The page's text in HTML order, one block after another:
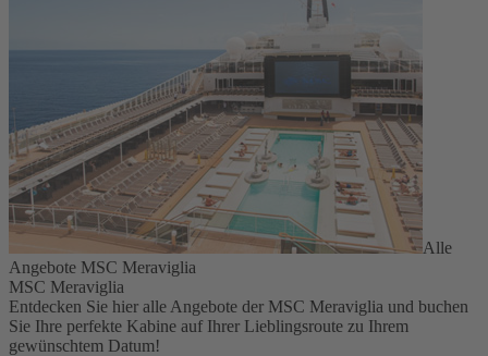
Alle
Angebote MSC Meraviglia
MSC Meraviglia
Entdecken Sie hier alle Angebote der MSC Meraviglia und buchen
Sie Ihre perfekte Kabine auf Ihrer Lieblingsroute zu Ihrem
gewünschtem Datum!